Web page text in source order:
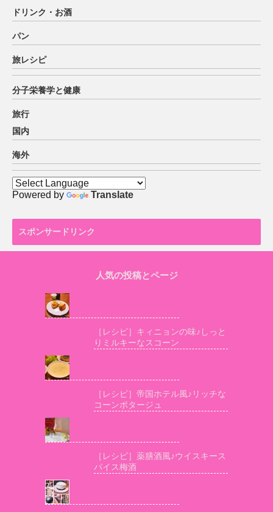
ドリンク・お酒
パン
旅レシピ
分子栄養学と健康
旅行
国内
海外
Powered by Translate
スポンサードリンク
人気の投稿とページ
［レシピ］キィニョンの味♪しっと
りミルキーなスコーン
［レシピ］帝国ホテル風♪リッチな
コーンポタージュ
［レシピ］薬膳酒風♪ウイスキース
パイス梅酒